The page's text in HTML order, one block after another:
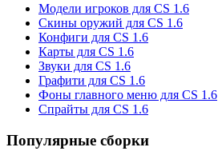
Модели игроков для CS 1.6
Скины оружий для CS 1.6
Конфиги для CS 1.6
Карты для CS 1.6
Звуки для CS 1.6
Графити для CS 1.6
Фоны главного меню для CS 1.6
Спрайты для CS 1.6
Популярные сборки